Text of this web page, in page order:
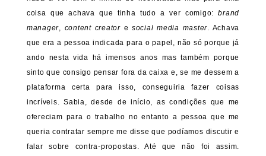
coisa que achava que tinha tudo a ver comigo:brand
manager, content creatore social media master. Achava
que era a pessoa indicada para o papel, não só porque já
ando nesta vida há imensos anos mas também porque
sinto que consigo pensar fora da caixa e, se me dessem a
plataforma certa para isso, conseguiria fazer coisas
incríveis. Sabia, desde de início, as condições que me
ofereciam para o trabalho no entanto a pessoa que me
queria contratar sempre me disse que podíamos discutir e
falar sobre contra-propostas. Até que não foi assim.